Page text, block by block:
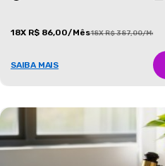
18X R$ 86,00/Mês18X R$ 387,00/Mês
SAIBA MAIS